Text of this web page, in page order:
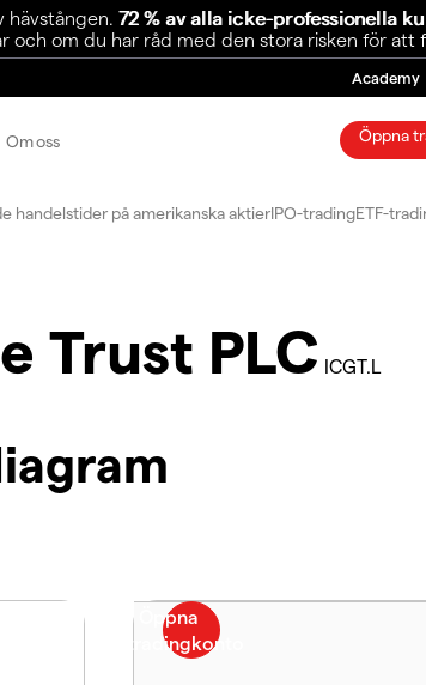
hävstången. 72 % av alla icke-professionella
om du har råd med den stora risken för att
Academy
Om oss Öppna
handelstider på amerikanska aktierIPO-tradingETF-
Trust PLC ICGT.L